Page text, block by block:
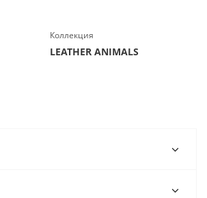
Коллекция
LEATHER ANIMALS